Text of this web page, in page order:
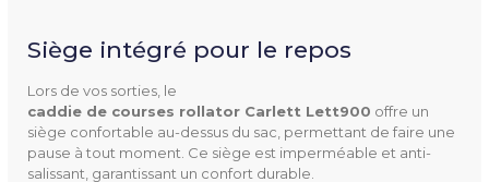
Siège intégré pour le repos
Lors de vos sorties, le
caddie de courses rollator Carlett Lett900 offre un
siège confortable au-dessus du sac, permettant de faire une
pause à tout moment. Ce siège est imperméable et anti-
salissant, garantissant un confort durable.
Poids Supporté
100 kg
Couleur(s) Disponible(s)
Gris
Rouge